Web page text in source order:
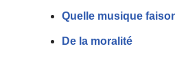
Quelle musique
De la moralité